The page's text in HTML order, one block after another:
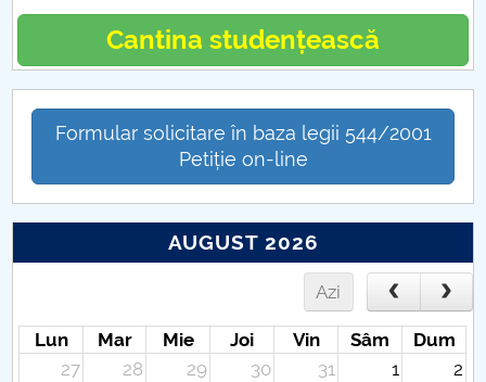
Cantina studențească
Formular solicitare în baza legii 544/2001
Petiție on-line
AUGUST 2026
Azi
Lun Mar Mie Joi Vin Sâm
Dum
27
28 29 30 31 1 2